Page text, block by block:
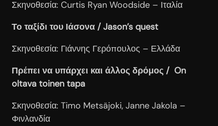
Σκηνοθεσία: Curtis Ryan Woodside – Ιταλία
Το ταξίδι του Ιάσονα / Jason’s quest
Σκηνοθεσία: Γιάννης Γερόπουλος – Ελλάδα
Πρέπει να υπάρχει και άλλος δρόμος / On
oltava toinen tapa
Σκηνοθεσία: Timo Metsäjoki, Janne Jakola –
Φινλανδία